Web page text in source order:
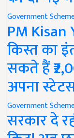
Government
PM Kisan
किस्त का
सकते हैं
अपना
Government
सरकार दे